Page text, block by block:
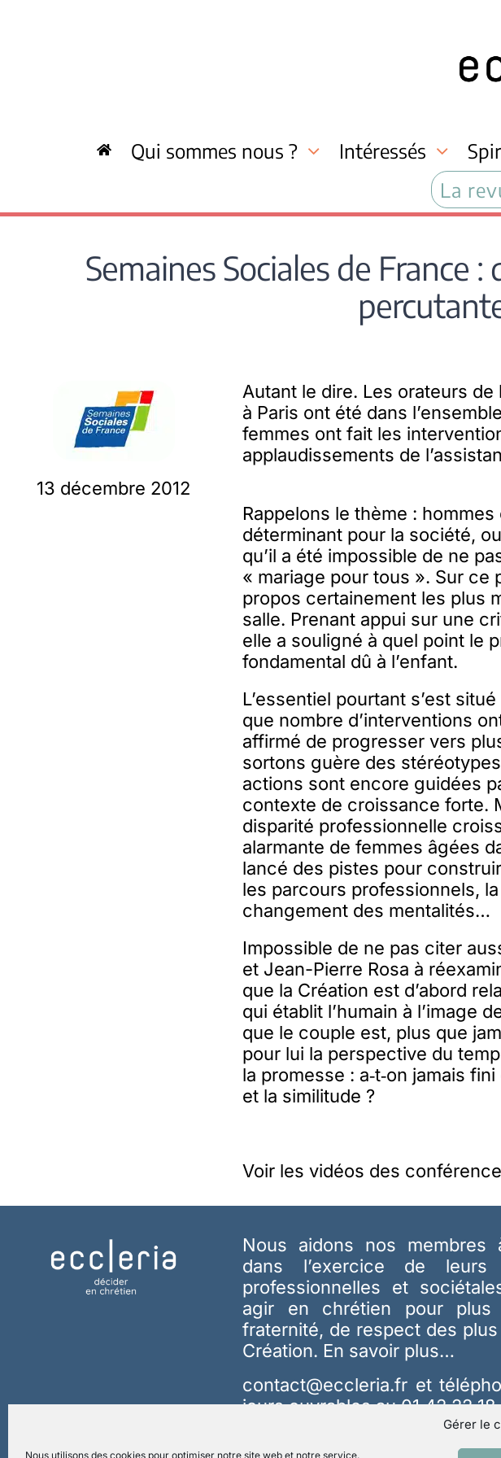
Gérer le
Nous utilisons des cookies pour optimiser notre site web et notre service.
Qui sommes nous ? Intéressés
La
Semaines Sociales de France
13 décembre 2012
Autant le dire. Les orateurs
à Paris ont été dans
femmes ont fait les
applaudissements de
Rappelons le thème :
déterminant pour la société,
qu’il a été impossible de ne
« mariage pour tous ». Sur ce
propos certainement les plus
salle. Prenant appui sur une
elle a souligné à quel point le
fondamental dû à l’enfant.
L’essentiel pourtant s’est
que nombre d’interventions
affirmé de progresser vers
sortons guère des
actions sont encore guidées
contexte de croissance forte.
disparité professionnelle
alarmante de femmes âgées
lancé des pistes pour
les parcours professionnels,
changement des mentalités…
Impossible de ne pas citer
et Jean-Pierre Rosa à
que la Création est d’abord
qui établit l’humain à l’image
que le couple est, plus que
pour lui la perspective du
la promesse : a‑t‑on jamais
et la similitude ?
Voir les vidéos des
Nous aidons nos
dans l’exercice de leurs
professionnelles et
agir en chrétien pour
fraternité, de respect des
Création. En savoir plus…
contact@eccleria.fr et
jours ouvrables au 01 42 22